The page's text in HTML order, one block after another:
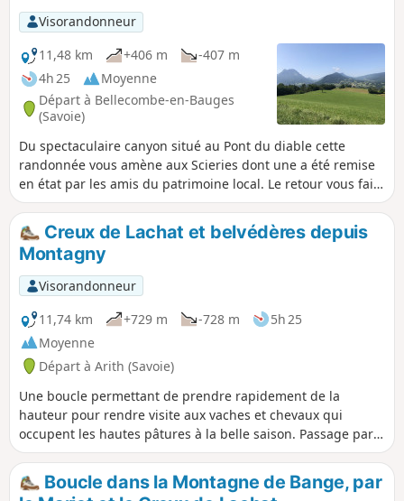
Visorandonneur
11,48 km
+406 m
-407 m
4h 25
Moyenne
Départ à Bellecombe-en-Bauges
(Savoie)
Du spectaculaire canyon situé au Pont du diable cette
randonnée vous amène aux Scieries dont une a été remise
en état par les amis du patrimoine local. Le retour vous fait
passer par le joli village de Bellecombe-en-Bauges
Creux de Lachat et belvédères depuis
Montagny
Visorandonneur
11,74 km
+729 m -728 m
5h 25
Moyenne
Départ à Arith (Savoie)
Une boucle permettant de prendre rapidement de la
hauteur pour rendre visite aux vaches et chevaux qui
occupent les hautes pâtures à la belle saison. Passage par
quelques belvédères offrants de très belles
vues.Application Visorando utile sur certaines portions
Boucle dans la Montagne de Bange, par